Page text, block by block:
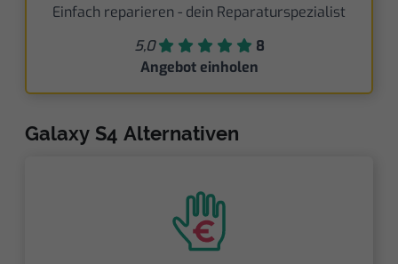
Einfach reparieren - dein Reparaturspezialist
5,0
8
Angebot einholen
Galaxy S4 Alternativen